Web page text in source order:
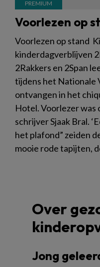
Voorlezen op
Voorlezen op stand
kinderdagverblijven
2Rakkers en 2Span
tijdens het Nationale
ontvangen in het
Hotel. Voorlezer was
schrijver Sjaak Bral.
het plafond” zeiden
mooie rode tapijten,
Over
Jong